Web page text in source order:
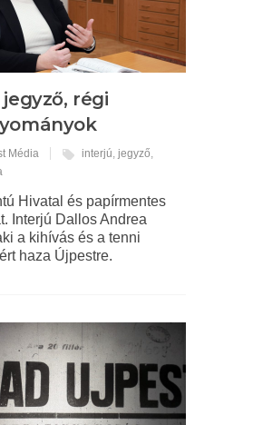
jegyző, régi
Média interjú, jegyző,
Hivatal és papírmentes
Interjú Dallos Andrea
a kihívás és a tenni
haza Újpestre.